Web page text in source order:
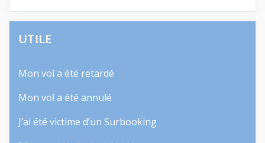
UTILE
Mon vol a été retardé
Mon vol a été annulé
J’ai été victime d’un Surbooking